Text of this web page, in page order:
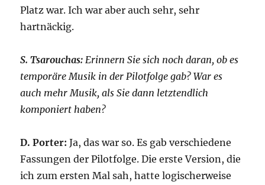
Platz war. Ich war aber auch sehr, sehr
hartnäckig.
S. Tsarouchas: Erinnern Sie sich noch daran, ob es
temporäre Musik in der Pilotfolge gab? War es
auch mehr Musik, als Sie dann letztendlich
komponiert haben?
D. Porter: Ja, das war so. Es gab verschiedene
Fassungen der Pilotfolge. Die erste Version, die
ich zum ersten Mal sah, hatte logischerweise